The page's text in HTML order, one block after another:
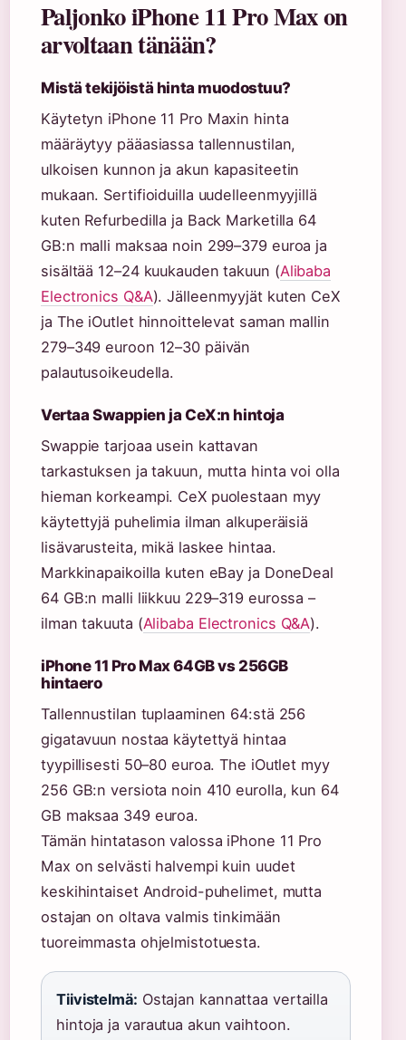
Paljonko iPhone 11 Pro Max on
arvoltaan tänään?
Mistä tekijöistä hinta muodostuu?
Käytetyn iPhone 11 Pro Maxin hinta
määräytyy pääasiassa tallennustilan,
ulkoisen kunnon ja akun kapasiteetin
mukaan. Sertifioiduilla uudelleenmyyjillä
kuten Refurbedilla ja Back Marketilla 64
GB:n malli maksaa noin 299–379 euroa ja
sisältää 12–24 kuukauden takuun (Alibaba
Electronics Q&A). Jälleenmyyjät kuten CeX
ja The iOutlet hinnoittelevat saman mallin
279–349 euroon 12–30 päivän
palautusoikeudella.
Vertaa Swappien ja CeX:n hintoja
Swappie tarjoaa usein kattavan
tarkastuksen ja takuun, mutta hinta voi olla
hieman korkeampi. CeX puolestaan myy
käytettyjä puhelimia ilman alkuperäisiä
lisävarusteita, mikä laskee hintaa.
Markkinapaikoilla kuten eBay ja DoneDeal
64 GB:n malli liikkuu 229–319 eurossa –
ilman takuuta (Alibaba Electronics Q&A).
iPhone 11 Pro Max 64GB vs 256GB
hintaero
Tallennustilan tuplaaminen 64:stä 256
gigatavuun nostaa käytettyä hintaa
tyypillisesti 50–80 euroa. The iOutlet myy
256 GB:n versiota noin 410 eurolla, kun 64
GB maksaa 349 euroa.
Tämän hintatason valossa iPhone 11 Pro
Max on selvästi halvempi kuin uudet
keskihintaiset Android-puhelimet, mutta
ostajan on oltava valmis tinkimään
tuoreimmasta ohjelmistotuesta.
Tiivistelmä: Ostajan kannattaa vertailla
hintoja ja varautua akun vaihtoon.